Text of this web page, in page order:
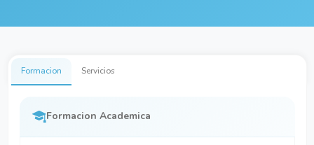
Formacion Servicios
Formacion Academica